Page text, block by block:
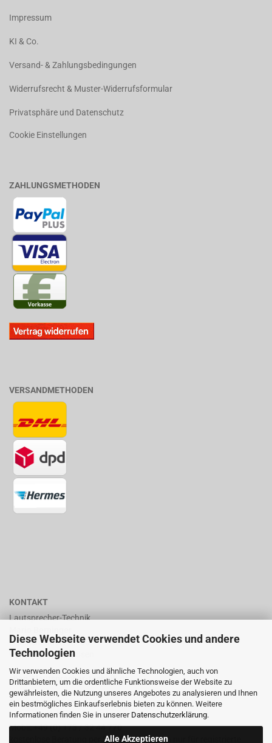
Diese Webseite verwendet Cookies und andere
Technologien
Wir verwenden Cookies und ähnliche Technologien, auch von
Drittanbietern, um die ordentliche Funktionsweise der Website zu
gewährleisten, die Nutzung unseres Angebotes zu analysieren und Ihnen
ein bestmögliches Einkaufserlebnis bieten zu können. Weitere
Informationen finden Sie in unserer Datenschutzerklärung.
Alle Akzeptieren
Impressum
KI & Co.
Versand- & Zahlungsbedingungen
Widerrufsrecht & Muster-Widerrufsformular
Privatsphäre und Datenschutz
Cookie Einstellungen
ZAHLUNGSMETHODEN
VERSANDMETHODEN
KONTAKT
Lautsprecher-Technik
Frankenhäuserstr. 65
99706 Sondershausen
shop@lautsprecher-technik.de
Tel.: +49 (0) 36 32 / 757 876
Fax: +49 (0) 36 32 / 757 875
Mobil: +49 (0) 173 / 32 44 770
kostenlose Beratung per Email oder Telefon nur für registrierte